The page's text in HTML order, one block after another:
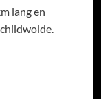
lang en